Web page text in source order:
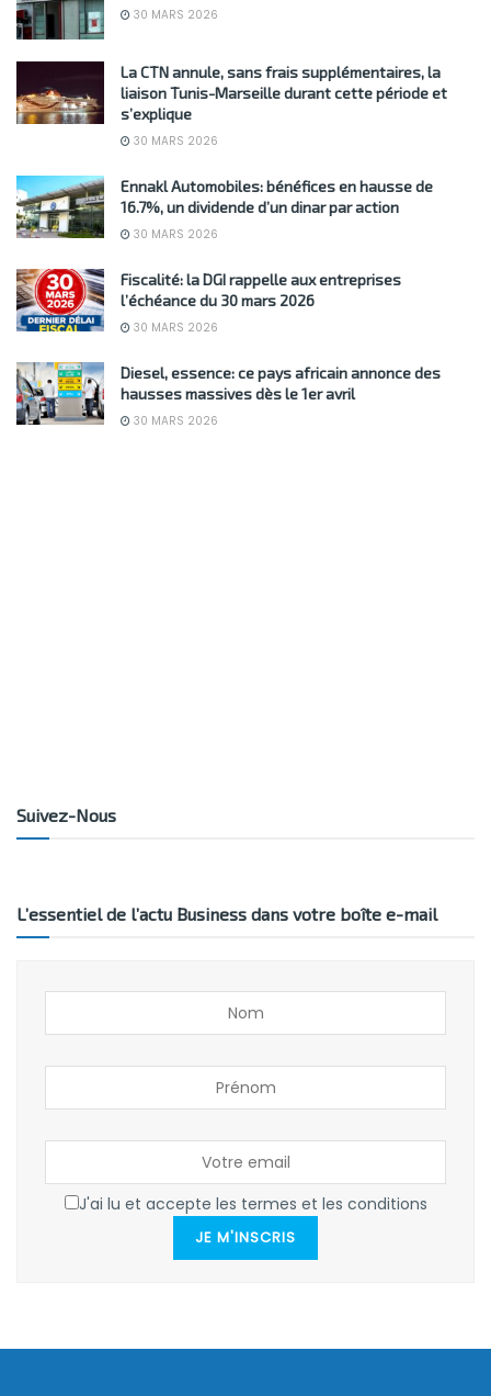
30 MARS 2026
La CTN annule, sans frais supplémentaires, la
liaison Tunis-Marseille durant cette période et
s’explique
30 MARS 2026
Ennakl Automobiles: bénéfices en hausse de
16.7%, un dividende d’un dinar par action
30 MARS 2026
Fiscalité: la DGI rappelle aux entreprises
l’échéance du 30 mars 2026
30 MARS 2026
Diesel, essence: ce pays africain annonce des
hausses massives dès le 1er avril
30 MARS 2026
Suivez-Nous
L’essentiel de l’actu Business dans votre boîte e-mail
J'ai lu et accepte les termes et les conditions
JE M'INSCRIS